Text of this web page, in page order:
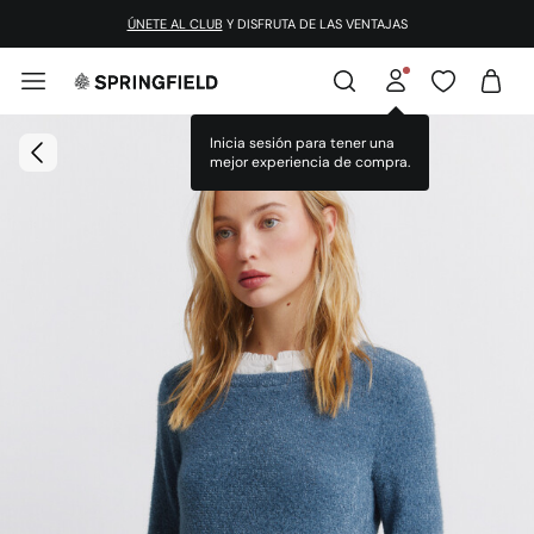
ÚNETE AL CLUB Y DISFRUTA DE LAS VENTAJAS
Inicia sesión para tener una
mejor experiencia de compra.